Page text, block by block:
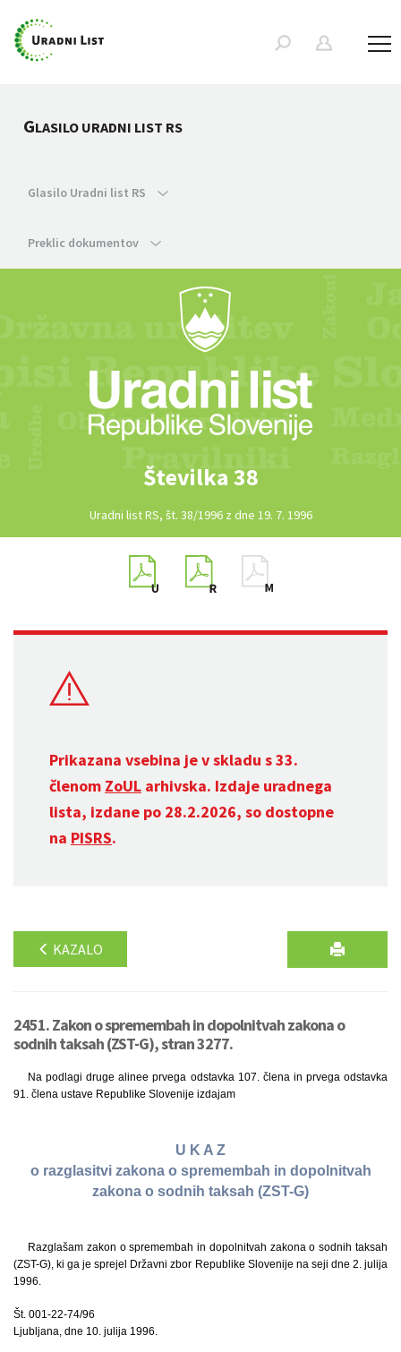
GLASILO URADNI LIST RS
Glasilo Uradni list RS
Preklic dokumentov
Številka 38
Uradni list RS, št. 38/1996 z dne 19. 7. 1996
Prikazana vsebina je v skladu s 33.
členom ZoUL arhivska. Izdaje uradnega
lista, izdane po 28.2.2026, so dostopne
na PISRS.
KAZALO
2451. Zakon o spremembah in dopolnitvah zakona o
sodnih taksah (ZST-G), stran 3277.
Na podlagi druge alinee prvega odstavka 107. člena in prvega odstavka
91. člena ustave Republike Slovenije izdajam
U K A Z
o razglasitvi zakona o spremembah in dopolnitvah
zakona o sodnih taksah (ZST-G)
Razglašam zakon o spremembah in dopolnitvah zakona o sodnih taksah
(ZST-G), ki ga je sprejel Državni zbor Republike Slovenije na seji dne 2. julija
1996.
Št. 001-22-74/96
Ljubljana, dne 10. julija 1996.